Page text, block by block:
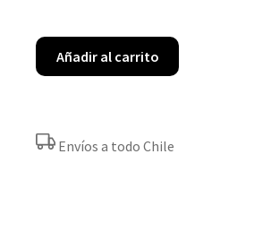
Añadir al carrito
Envíos a todo Chile